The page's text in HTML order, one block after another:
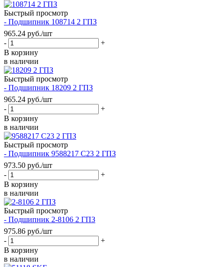
Быстрый просмотр
- Подшипник 108714 2 ГПЗ
965.24 руб./шт
-
+
В корзину
в наличии
Быстрый просмотр
- Подшипник 18209 2 ГПЗ
965.24 руб./шт
-
+
В корзину
в наличии
Быстрый просмотр
- Подшипник 9588217 С23 2 ГПЗ
973.50 руб./шт
-
+
В корзину
в наличии
Быстрый просмотр
- Подшипник 2-8106 2 ГПЗ
975.86 руб./шт
-
+
В корзину
в наличии